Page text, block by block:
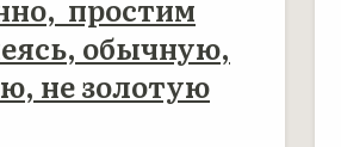
простим
обычную,
не золотую